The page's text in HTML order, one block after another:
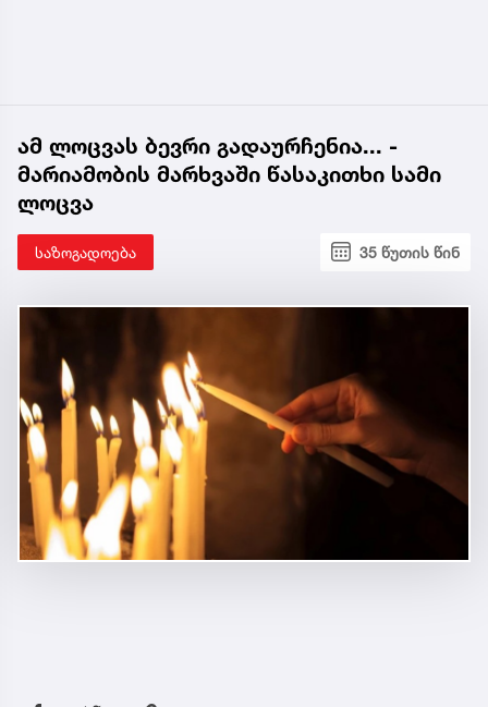
ამ ლოცვას ბევრი გადაურჩენია... -
მარიამობის მარხვაში წასაკითხი სამი
ლოცვა
საზოგადოება 35 წუთის წინ